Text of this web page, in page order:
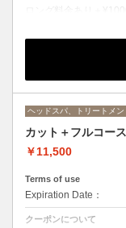
ロング料金あり＋
ヘッドスパ、トリートメン
カット＋フルコー
￥11,500
Terms of use
Expiration Date：
クーポンについて